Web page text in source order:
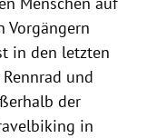
Vorgängern
in den letzten
und
der
in